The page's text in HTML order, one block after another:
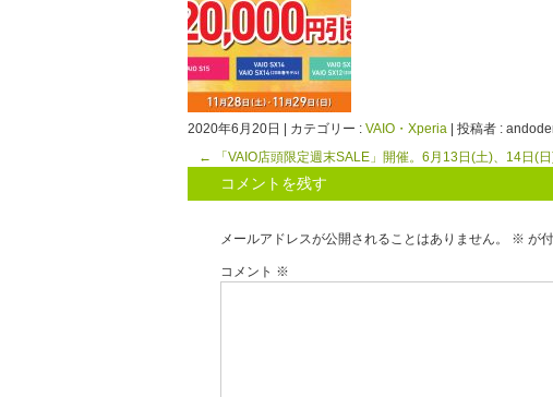
2020年6月20日 カテゴリー : VAIO・Xperia 投稿者 :
←
「VAIO店頭限定週末SALE」開催。6月13日(土)、14日(
コメントを残す
メールアドレスが公開されることはありません。 ※ が
コメント ※